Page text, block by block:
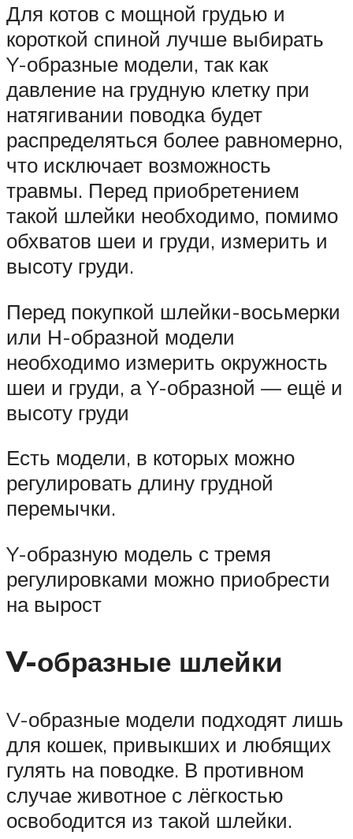
Для котов с мощной грудью и
короткой спиной лучше выбирать
Y-образные модели, так как
давление на грудную клетку при
натягивании поводка будет
распределяться более равномерно,
что исключает возможность
травмы. Перед приобретением
такой шлейки необходимо, помимо
обхватов шеи и груди, измерить и
высоту груди.
Перед покупкой шлейки-восьмерки
или Н-образной модели
необходимо измерить окружность
шеи и груди, а Y-образной — ещё и
высоту груди
Есть модели, в которых можно
регулировать длину грудной
перемычки.
Y-образную модель с тремя
регулировками можно приобрести
на вырост
V-образные шлейки
V-образные модели подходят лишь
для кошек, привыкших и любящих
гулять на поводке. В противном
случае животное с лёгкостью
освободится из такой шлейки.